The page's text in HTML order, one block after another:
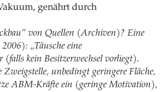
genährt durch
von Quellen (Archiven)? Eine
„Täusche eine
(falls kein Besitzerwechsel vorliegt).
Zweigstelle, unbedingt geringere Fläche,
ABM-Kräfte ein (geringe Motivation),